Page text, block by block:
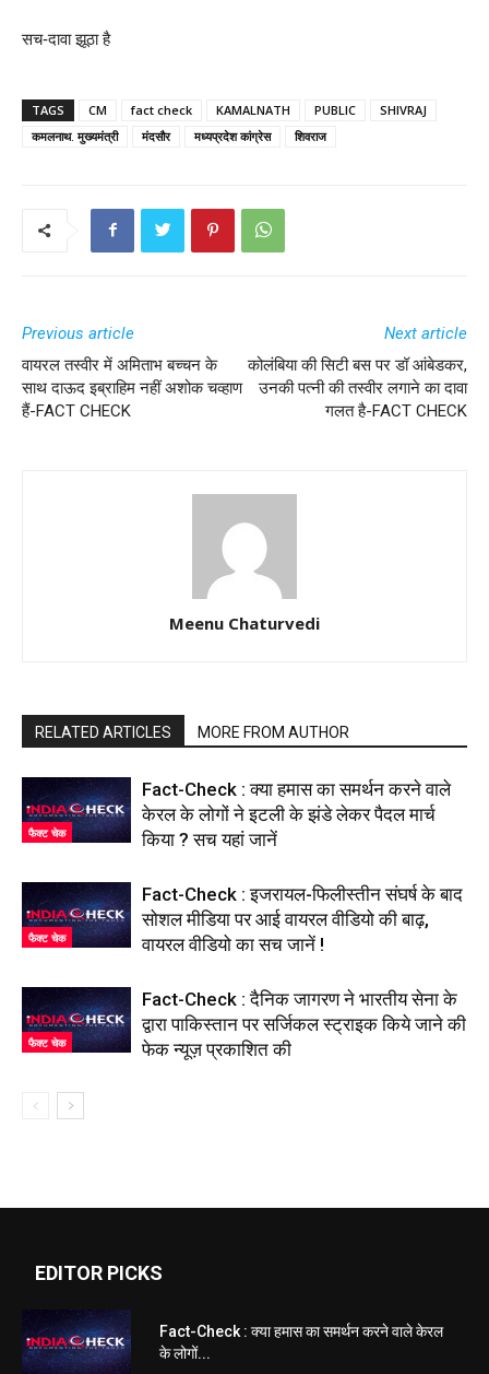
सच-दावा झूठा है
TAGS CM fact check KAMALNATH PUBLIC
SHIVRAJ
कमलनाथ. मुख्यमंत्री
मंदसौर मध्यप्रदेश कांग्रेस शिवराज
Previous article
वायरल तस्वीर में अमिताभ बच्चन के
साथ दाऊद इब्राहिम नहीं अशोक चव्हाण
हैं-FACT CHECK
Next article
कोलंबिया की सिटी बस पर डॉ आंबेडकर,
उनकी पत्नी की तस्वीर लगाने का दावा
गलत है-FACT CHECK
Meenu Chaturvedi
RELATED ARTICLES MORE FROM AUTHOR
फैक्ट चेक
Fact-Check : क्या हमास का समर्थन करने वाले
केरल के लोगों ने इटली के झंडे लेकर पैदल मार्च
किया ? सच यहां जानें
फैक्ट चेक
Fact-Check : इजरायल-फिलीस्तीन संघर्ष के बाद
सोशल मीडिया पर आई वायरल वीडियो की बाढ़,
वायरल वीडियो का सच जानें !
फैक्ट चेक
Fact-Check : दैनिक जागरण ने भारतीय सेना के
द्वारा पाकिस्तान पर सर्जिकल स्ट्राइक किये जाने की
फेक न्यूज़ प्रकाशित की
EDITOR PICKS
Fact-Check : क्या हमास का समर्थन करने वाले केरल
के लोगों...